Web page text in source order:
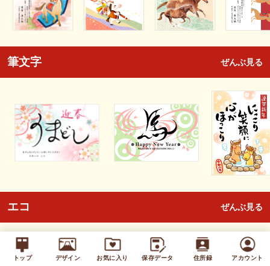
トップ デザイン お気に入り 保存データ 住所録 アカウント
筆文字 ぜんぶ見る
エコ ぜんぶ見る